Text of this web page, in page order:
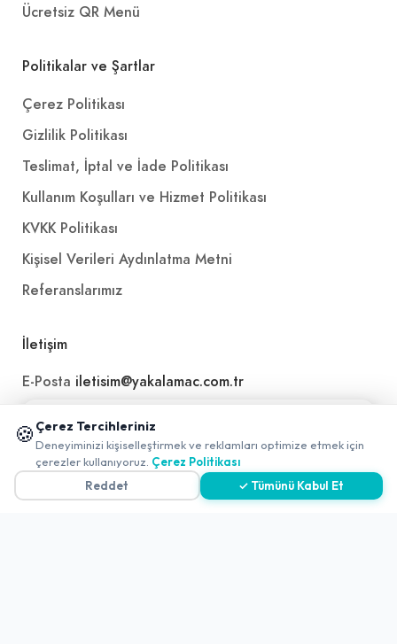
Ücretsiz QR Menü
Politikalar ve Şartlar
Çerez Politikası
Gizlilik Politikası
Teslimat, İptal ve İade Politikası
Kullanım Koşulları ve Hizmet Politikası
KVKK Politikası
Kişisel Verileri Aydınlatma Metni
Referanslarımız
İletişim
E-Posta iletisim@yakalamac.com.tr
Doğuş Cad. No:207 Z İç Kapı No:1 Buca/İzmir
🍪 Çerez Tercihleriniz
Deneyiminizi kişiselleştirmek ve reklamları optimize etmek için
çerezler kullanıyoruz. Çerez Politikası
Reddet
✓ Tümünü Kabul Et
📱 Mobil uygulamamızı keşfedin!
✖